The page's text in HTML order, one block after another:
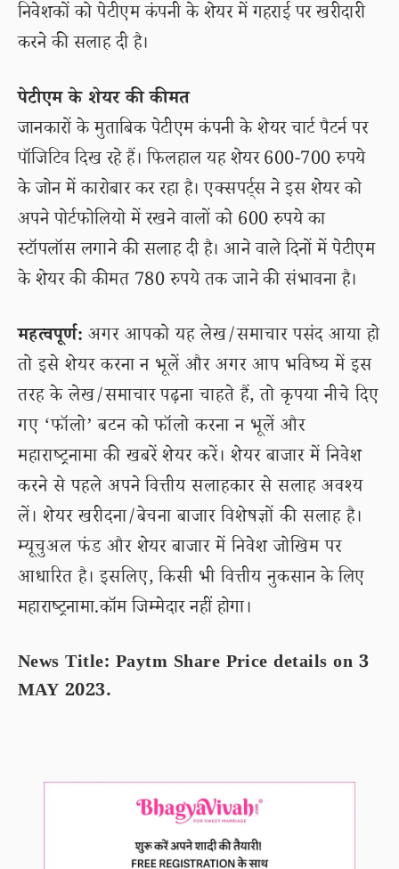
निवेशकों को पेटीएम कंपनी के शेयर में गहराई पर खरीदारी
करने की सलाह दी है।
पेटीएम के शेयर की कीमत
जानकारों के मुताबिक पेटीएम कंपनी के शेयर चार्ट पैटर्न पर
पॉजिटिव दिख रहे हैं। फिलहाल यह शेयर 600-700 रुपये
के जोन में कारोबार कर रहा है। एक्सपर्ट्स ने इस शेयर को
अपने पोर्टफोलियो में रखने वालों को 600 रुपये का
स्टॉपलॉस लगाने की सलाह दी है। आने वाले दिनों में पेटीएम
के शेयर की कीमत 780 रुपये तक जाने की संभावना है।
महत्वपूर्ण: अगर आपको यह लेख/समाचार पसंद आया हो
तो इसे शेयर करना न भूलें और अगर आप भविष्य में इस
तरह के लेख/समाचार पढ़ना चाहते हैं, तो कृपया नीचे दिए
गए ‘फॉलो’ बटन को फॉलो करना न भूलें और
महाराष्ट्रनामा की खबरें शेयर करें। शेयर बाजार में निवेश
करने से पहले अपने वित्तीय सलाहकार से सलाह अवश्य
लें। शेयर खरीदना/बेचना बाजार विशेषज्ञों की सलाह है।
म्यूचुअल फंड और शेयर बाजार में निवेश जोखिम पर
आधारित है। इसलिए, किसी भी वित्तीय नुकसान के लिए
महाराष्ट्रनामा.कॉम जिम्मेदार नहीं होगा।
News Title: Paytm Share Price details on 3
MAY 2023.